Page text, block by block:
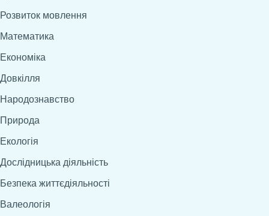
Розвиток мовлення
Математика
Економіка
Довкілля
Народознавство
Природа
Екологія
Дослідницька діяльність
Безпека життєдіяльності
Валеологія